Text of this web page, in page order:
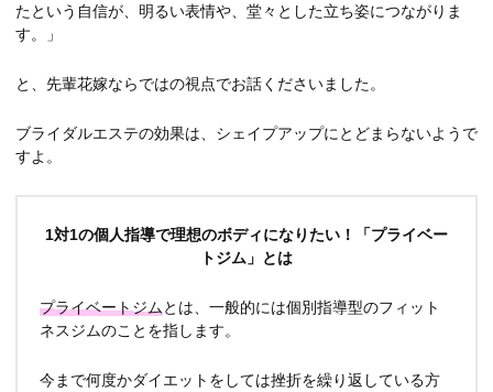
たという自信が、明るい表情や、堂々とした立ち姿につながりま
す。」
と、先輩花嫁ならではの視点でお話くださいました。
ブライダルエステの効果は、シェイプアップにとどまらないようで
すよ。
1対1の個人指導で理想のボディになりたい！「プライベー
トジム」とは
プライベートジムとは、一般的には個別指導型のフィット
ネスジムのことを指します。
今まで何度かダイエットをしては挫折を繰り返している方